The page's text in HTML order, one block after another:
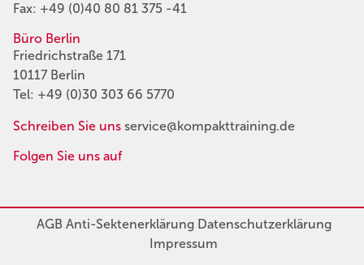
Fax: +49 (0)40 80 81 375 -41
Büro Berlin
Friedrichstraße 171
10117 Berlin
Tel: +49 (0)30 303 66 5770
Schreiben Sie uns service@kompakttraining.de
Folgen Sie uns auf
AGBAnti-SektenerklärungDatenschutzerklärung
Impressum